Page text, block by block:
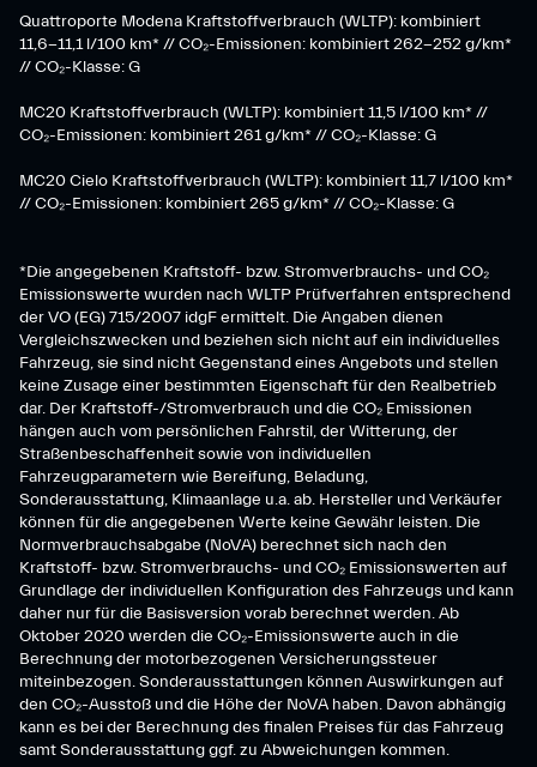
Quattroporte Modena Kraftstoffverbrauch (WLTP): kombiniert
11,6-11,1 l/100 km* // CO₂-Emissionen: kombiniert 262-252 g/km*
// CO₂-Klasse: G
MC20 Kraftstoffverbrauch (WLTP): kombiniert 11,5 l/100 km* //
CO₂-Emissionen: kombiniert 261 g/km* // CO₂-Klasse: G
MC20 Cielo Kraftstoffverbrauch (WLTP): kombiniert 11,7 l/100 km*
// CO₂-Emissionen: kombiniert 265 g/km* // CO₂-Klasse: G
*Die angegebenen Kraftstoff- bzw. Stromverbrauchs- und CO₂
Emissionswerte wurden nach WLTP Prüfverfahren entsprechend
der VO (EG) 715/2007 idgF ermittelt. Die Angaben dienen
Vergleichszwecken und beziehen sich nicht auf ein individuelles
Fahrzeug, sie sind nicht Gegenstand eines Angebots und stellen
keine Zusage einer bestimmten Eigenschaft für den Realbetrieb
dar. Der Kraftstoff-/Stromverbrauch und die CO₂ Emissionen
hängen auch vom persönlichen Fahrstil, der Witterung, der
Straßenbeschaffenheit sowie von individuellen
Fahrzeugparametern wie Bereifung, Beladung,
Sonderausstattung, Klimaanlage u.a. ab. Hersteller und Verkäufer
können für die angegebenen Werte keine Gewähr leisten. Die
Normverbrauchsabgabe (NoVA) berechnet sich nach den
Kraftstoff- bzw. Stromverbrauchs- und CO₂ Emissionswerten auf
Grundlage der individuellen Konfiguration des Fahrzeugs und kann
daher nur für die Basisversion vorab berechnet werden. Ab
Oktober 2020 werden die CO₂-Emissionswerte auch in die
Berechnung der motorbezogenen Versicherungssteuer
miteinbezogen. Sonderausstattungen können Auswirkungen auf
den CO₂-Ausstoß und die Höhe der NoVA haben. Davon abhängig
kann es bei der Berechnung des finalen Preises für das Fahrzeug
samt Sonderausstattung ggf. zu Abweichungen kommen.